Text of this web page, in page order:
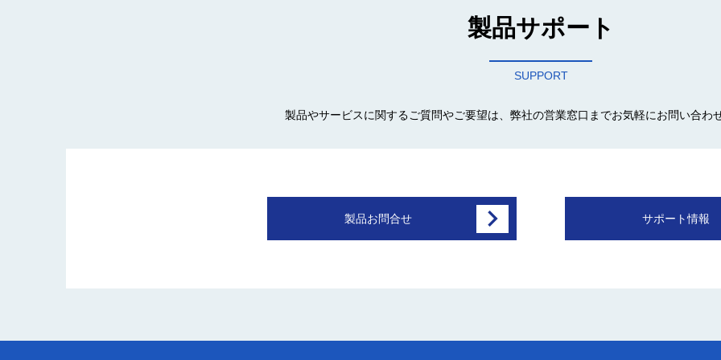
製品サポート
SUPPORT
製品やサービスに関するご質問やご要望は、弊社の営業窓口までお気軽にお問い合わ
製品お問合せ サポート情報